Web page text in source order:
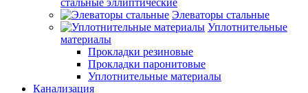
Элеваторы стальные
Уплотнительные
материалы
Прокладки резиновые
Прокладки паронитовые
Уплотнительные материалы
Канализация